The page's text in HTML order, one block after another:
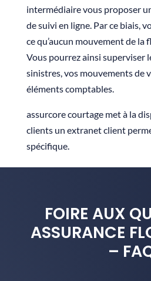
intermédiaire vous proposer
de suivi en ligne. Par ce biais,
ce qu’aucun mouvement de
Vous pourrez ainsi superviser
sinistres, vos mouvements de
éléments comptables.
assurcore courtage met à la
clients un extranet client
spécifique.
FOIRE AUX
ASSURANCE
–